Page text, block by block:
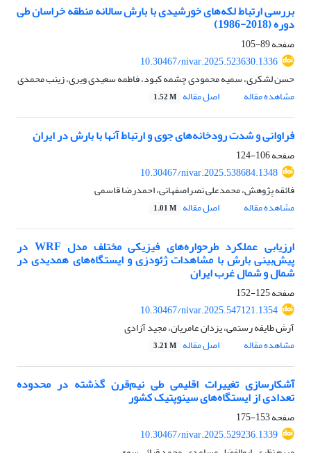
بررسی ارتباط لکه‌های خورشیدی با بارش سالانه منطقه خراسان طی
دوره (2018-1986)
صفحه89-105
10.30467/nivar.2025.523630.1336
حسن لشکری، سمیه محمودی چشمه کبود، فاطمه سعیدی ویری، زینب محمدی
مشاهده مقاله
اصل مقاله 1.52 M
فراوانی و شدت رودخانه‌های جوی و ارتباط آنها با بارش در ایران
صفحه106-124
10.30467/nivar.2025.538684.1348
فائقه پژوهش، محمدعلی نصراصفهانی، احمدرضا قاسمی
مشاهده مقاله
اصل مقاله 1.01 M
ارزیابی عملکرد طرحواره‌های فیزیکی مختلف مدل WRF در
پیش‌بینی بارش با مشاهدات ژئودزی و ایستگاه‌های همدیدی در
شمال و شمال غرب ایران
صفحه125-152
10.30467/nivar.2025.547121.1354
آرش طایفه رستمی، یزدان عامریان، مجید آزادی
مشاهده مقاله
اصل مقاله 3.21 M
آشکارسازی تغییرات اقلیمی طی نیم‌قرن گذشته در محدوده
تعدادی از ایستگاه‌های سینوپتیک کشور
صفحه153-175
10.30467/nivar.2025.529236.1339